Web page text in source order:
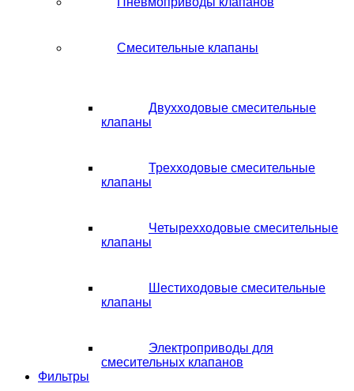
Смесительные клапаны
Двухходовые смесительные
клапаны
Трехходовые смесительные
клапаны
Четырехходовые смесительные
клапаны
Шестиходовые смесительные
клапаны
Электроприводы для
смесительных клапанов
Фильтры